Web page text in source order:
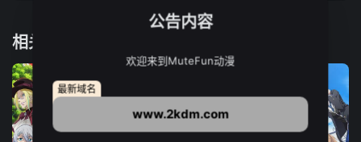
相关推荐
公告内容
欢迎来到MuteFun动漫
最新域名
www.2kdm.com